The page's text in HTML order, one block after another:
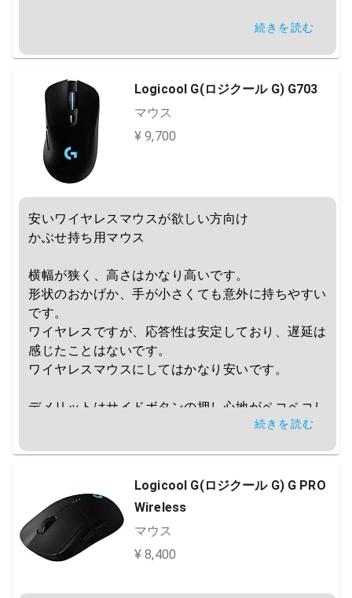
デメリットとしてはサイドボタンが小さく若干押し
続きを読む
Logicool G(ロジクール G) G703
マウス
¥ 9,700
安いワイヤレスマウスが欲しい方向け
かぶせ持ち用マウス
横幅が狭く、高さはかなり高いです。
形状のおかげか、手が小さくても意外に持ちやすい
です。
ワイヤレスですが、応答性は安定しており、遅延は
感じたことはないです。
ワイヤレスマウスにしてはかなり安いです。
デメリットはサイドボタンの押し心地がペコペコし
ている点、重さ、経年でサイドのラバーのベタつき
続きを読む
Logicool G(ロジクール G) G PRO
Wireless
マウス
¥ 8,400